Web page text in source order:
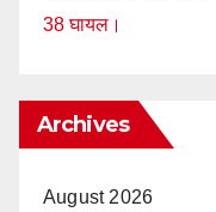
38 घायल।
Archives
August 2026